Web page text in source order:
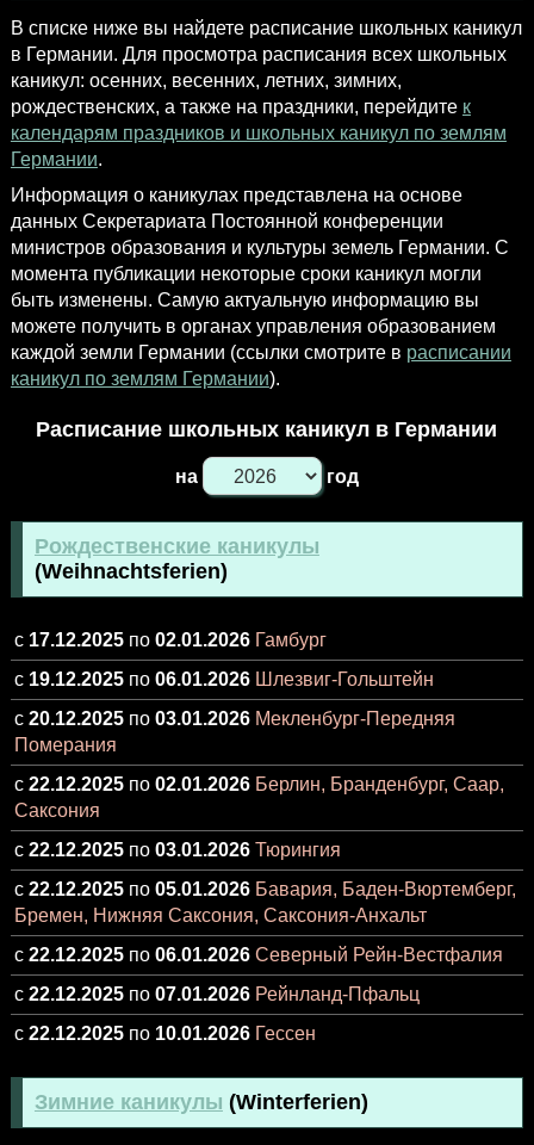
В списке ниже вы найдете расписание школьных каникул
в Германии. Для просмотра расписания всех школьных
каникул: осенних, весенних, летних, зимних,
рождественских, а также на праздники, перейдите к
календарям праздников и школьных каникул по землям
Германии.
Информация о каникулах представлена на основе
данных Секретариата Постоянной конференции
министров образования и культуры земель Германии. С
момента публикации некоторые сроки каникул могли
быть изменены. Самую актуальную информацию вы
можете получить в органах управления образованием
каждой земли Германии (ссылки смотрите в расписании
каникул по землям Германии).
Расписание школьных каникул в Германии
на год
Рождественские каникулы
(Weihnachtsferien)
с 17.12.2025по 02.01.2026 Гамбург
с 19.12.2025по 06.01.2026 Шлезвиг-Гольштейн
с 20.12.2025по 03.01.2026 Мекленбург-Передняя
Померания
с 22.12.2025по 02.01.2026 Берлин, Бранденбург, Саар,
Саксония
с 22.12.2025по 03.01.2026 Тюрингия
с 22.12.2025по 05.01.2026 Бавария, Баден-Вюртемберг,
Бремен, Нижняя Саксония, Саксония-Анхальт
с 22.12.2025по 06.01.2026 Северный Рейн-Вестфалия
с 22.12.2025по 07.01.2026 Рейнланд-Пфальц
с 22.12.2025по 10.01.2026 Гессен
Зимние каникулы (Winterferien)